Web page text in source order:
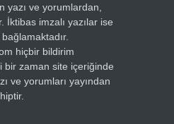
yazı ve yorumlardan,
İktibas imzalı yazılar ise
hiçbir bildirim
bir zaman site içeriğinde
ve yorumları yayından